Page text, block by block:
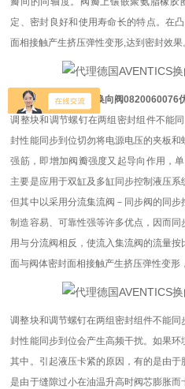
定、密封良好和使用寿命长的特点。在
面相接触产生挤压弹性变形,达到密封效果
代理德国AVENTICS换向阀0820060076
调整块和调节螺钉在两组密封组件不能
封性能同步到位切勿将电源电压的夹板和
强筋，即增加阀瓣强度又起导向作用，
主要是应用于双缸及多缸同步控制液压系
但其中以采用分流集流阀－同步阀的同步
制造容易、可靠性强等许多优点，因而
用与分流阀相反，使流入集流阀的流量
面与阀体密封面相接触产生挤压弹性变形
调整块和调节螺钉在两组密封组件不能
封性能同步到位会产生高频干扰。如果
其中。引起液压卡紧的原因，有的是由
是由于缝隙过小在油温升高时阀芯膨胀